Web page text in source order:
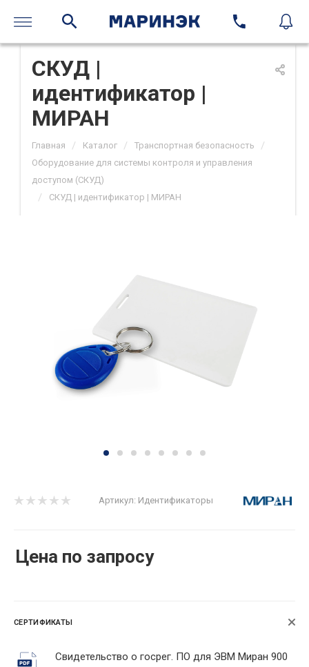
СКУД |
идентификатор |
МИРАН
Главная / Каталог / Транспортная безопасность /
Оборудование для системы контроля и управления
доступом (СКУД)
/ СКУД | идентификатор | МИРАН
Артикул: Идентификаторы
Цена по запросу
СЕРТИФИКАТЫ
Свидетельство о госрег. ПО для ЭВМ Миран 900